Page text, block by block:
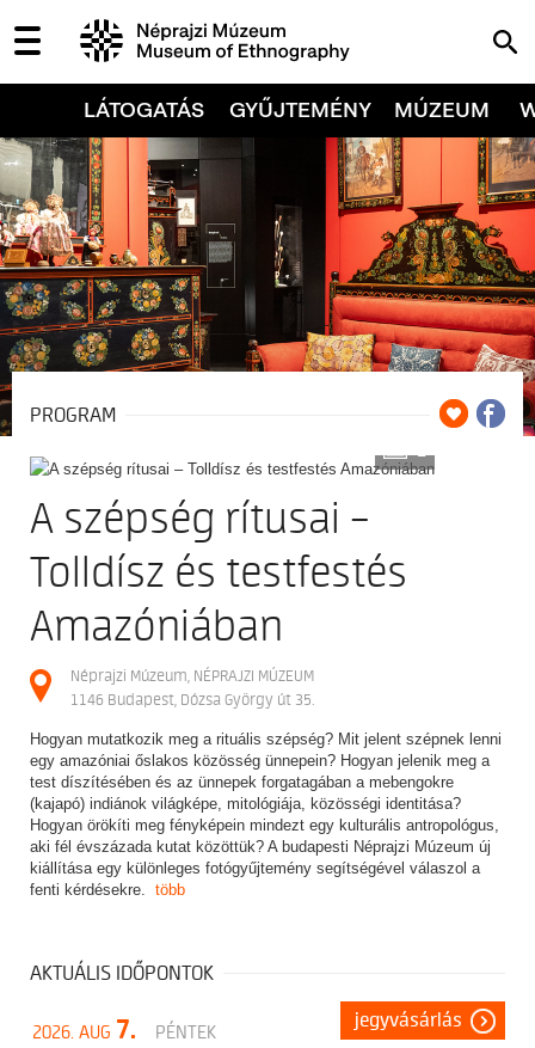
LÁTOGATÁS GYŰJTEMÉNY MÚZEUM
PROGRAM
2
A szépség rítusai –
Tolldísz és testfestés
Amazóniában
Néprajzi Múzeum, NÉPRAJZI MÚZEUM
1146 Budapest, Dózsa György út 35.
Hogyan mutatkozik meg a rituális szépség? Mit jelent szépnek lenni
egy amazóniai őslakos közösség ünnepein? Hogyan jelenik meg a
test díszítésében és az ünnepek forgatagában a mebengokre
(kajapó) indiánok világképe, mitológiája, közösségi identitása?
Hogyan örökíti meg fényképein mindezt egy kulturális antropológus,
aki fél évszázada kutat közöttük? A budapesti Néprajzi Múzeum új
kiállítása egy különleges fotógyűjtemény segítségével válaszol a
fenti kérdésekre. több
AKTUÁLIS IDŐPONTOK
2026. AUG 7. PÉNTEK
jegyvásárlás